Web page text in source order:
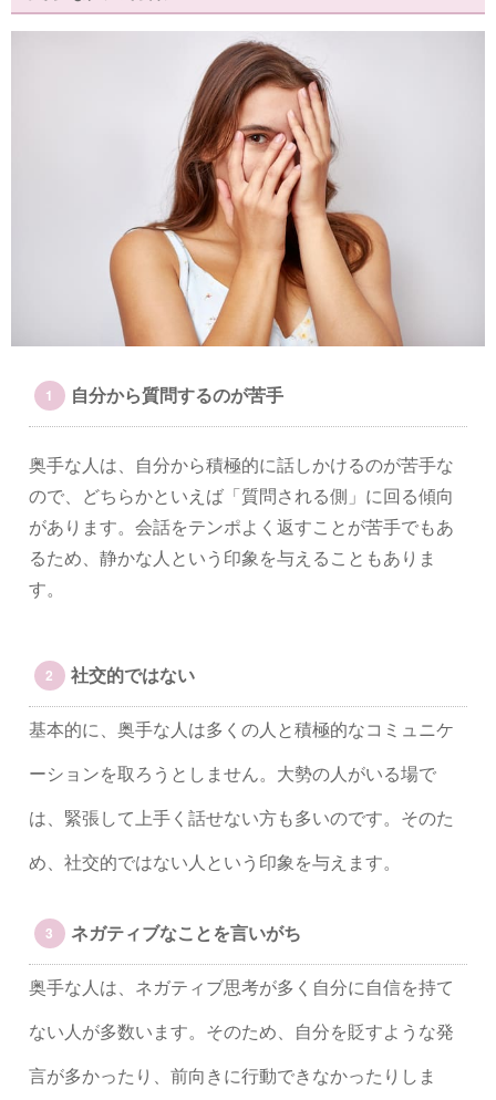
自分から質問するのが苦手
奥手な人は、自分から積極的に話しかけるのが苦手な
ので、どちらかといえば「質問される側」に回る傾向
があります。会話をテンポよく返すことが苦手でもあ
るため、静かな人という印象を与えることもありま
す。
社交的ではない
基本的に、奥手な人は多くの人と積極的なコミュニケ
ーションを取ろうとしません。大勢の人がいる場で
は、緊張して上手く話せない方も多いのです。そのた
め、社交的ではない人という印象を与えます。
ネガティブなことを言いがち
奥手な人は、ネガティブ思考が多く自分に自信を持て
ない人が多数います。そのため、自分を貶すような発
言が多かったり、前向きに行動できなかったりしま